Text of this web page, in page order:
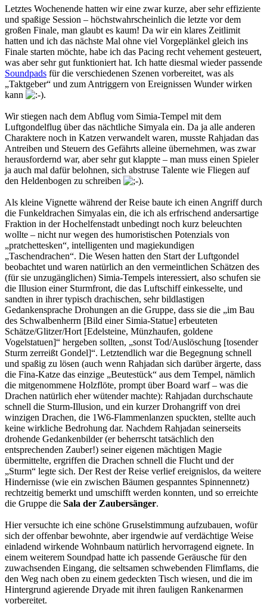
Letztes Wochenende hatten wir eine zwar kurze, aber sehr effiziente
und spaßige Session – höchstwahrscheinlich die letzte vor dem
großen Finale, man glaubt es kaum! Da wir ein klares Zeitlimit
hatten und ich das nächste Mal ohne viel Vorgeplänkel gleich ins
Finale starten möchte, habe ich das Pacing recht vehement gesteuert,
was aber sehr gut funktioniert hat. Ich hatte diesmal wieder passende
Soundpads für die verschiedenen Szenen vorbereitet, was als
„Taktgeber“ und zum Antriggern von Ereignissen Wunder wirken
kann
.
Wir stiegen nach dem Abflug vom Simia-Tempel mit dem
Luftgondelflug über das nächtliche Simyala ein. Da ja alle anderen
Charaktere noch in Katzen verwandelt waren, musste Rahjadan das
Antreiben und Steuern des Gefährts alleine übernehmen, was zwar
herausfordernd war, aber sehr gut klappte – man muss einen Spieler
ja auch mal dafür belohnen, sich abstruse Talente wie Fliegen auf
den Heldenbogen zu schreiben
.
Als kleine Vignette während der Reise baute ich einen Angriff durch
die Funkeldrachen Simyalas ein, die ich als erfrischend andersartige
Fraktion in der Hochelfenstadt unbedingt noch kurz beleuchten
wollte – nicht nur wegen des humoristischen Potenzials von
„pratchettesken“, intelligenten und magiekundigen
„Taschendrachen“. Die Wesen hatten den Start der Luftgondel
beobachtet und waren natürlich an den vermeintlichen Schätzen des
(für sie unzugänglichen) Simia-Tempels interessiert, also schufen sie
die Illusion einer Sturmfront, die das Luftschiff einkesselte, und
sandten in ihrer typisch drachischen, sehr bildlastigen
Gedankensprache Drohungen an die Gruppe, dass sie die „im Bau
des Schwalbenherrn [Bild einer Simia-Statue] erbeuteten
Schätze/Glitzer/Hort [Edelsteine, Münzhaufen, goldene
Vogelstatuen]“ hergeben sollten, „sonst Tod/Auslöschung [tosender
Sturm zerreißt Gondel]“. Letztendlich war die Begegnung schnell
und spaßig zu lösen (auch wenn Rahjadan sich darüber ärgerte, dass
die Fina-Katze das einzige „Beutestück“ aus dem Tempel, nämlich
die mitgenommene Holzflöte, prompt über Board warf – was die
Drachen natürlich eher wütender machte): Rahjadan durchschaute
schnell die Sturm-Illusion, und ein kurzer Drohangriff von drei
winzigen Drachen, die 1W6-Flammenlanzen spuckten, stellte auch
keine wirkliche Bedrohung dar. Nachdem Rahjadan seinerseits
drohende Gedankenbilder (er beherrscht tatsächlich den
entsprechenden Zauber!) seiner eigenen mächtigen Magie
übermittelte, ergriffen die Drachen schnell die Flucht und der
„Sturm“ legte sich. Der Rest der Reise verlief ereignislos, da weitere
Hindernisse (wie ein zwischen Bäumen gespanntes Spinnennetz)
rechtzeitig bemerkt und umschifft werden konnten, und so erreichte
die Gruppe die Sala der Zaubersänger.
Hier versuchte ich eine schöne Gruselstimmung aufzubauen, wofür
sich der offenbar bewohnte, aber irgendwie auf verdächtige Weise
einladend wirkende Wohnbaum natürlich hervorragend eignete. In
einem weiterem Soundpad hatte ich passende Geräusche für den
zuwachsenden Eingang, die seltsamen schwebenden Flimflams, die
den Weg nach oben zu einem gedeckten Tisch wiesen, und die im
Hintergrund agierende Dryade mit ihren fauligen Rankenarmen
vorbereitet.